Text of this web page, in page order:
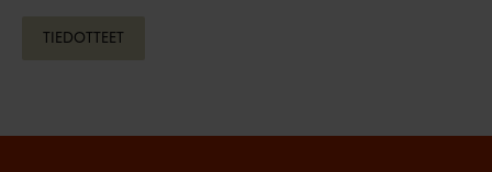
TIEDOTTEET